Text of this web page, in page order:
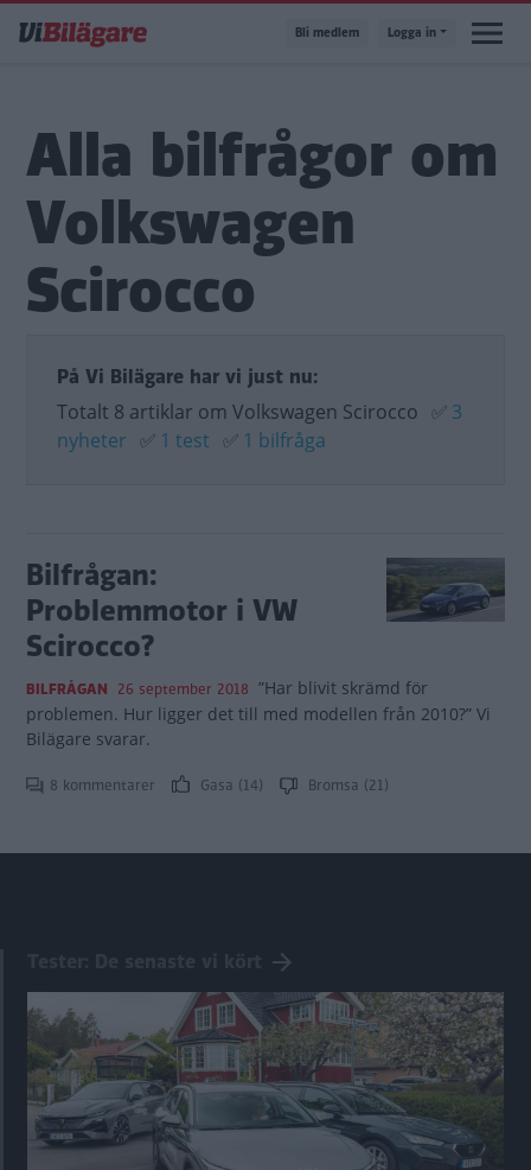
till
Bli medlem Logga in
Alla bilfrågor om
Volkswagen
Scirocco
På Vi Bilägare har vi just nu:
Totalt 8 artiklar om Volkswagen Scirocco ✅ 3
nyheter ✅ 1 test ✅ 1 bilfråga
Bilfrågan:
Problemmotor i VW
Scirocco?
BILFRÅGAN 26 september 2018 ”Har blivit skrämd för
problemen. Hur ligger det till med modellen från 2010?” Vi
Bilägare svarar.
8 kommentarer Gasa (14) Bromsa (21)